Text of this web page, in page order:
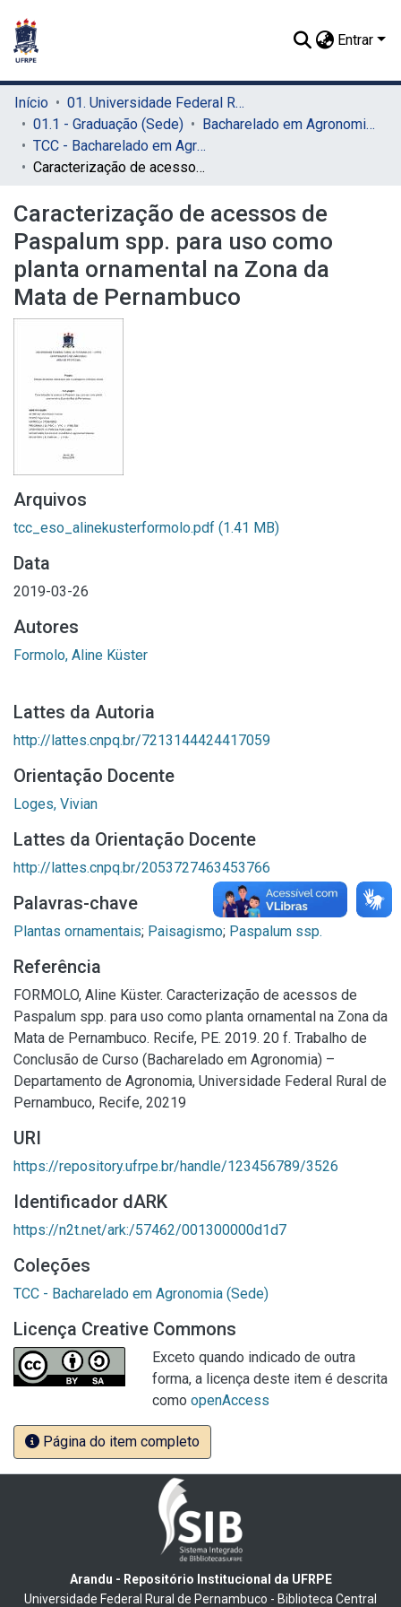
Entrar
Início
01. Universidade Federal Rural de Pernambuco - UFRPE (Sede)
01.1 - Graduação (Sede)
Bacharelado em Agronomia (Sede)
TCC - Bacharelado em Agronomia (Sede)
Caracterização de acessos de Paspalum spp. para uso como planta ornamental na Zona da Mata de Pernambuco
Caracterização de acessos de
Paspalum spp. para uso como
planta ornamental na Zona da
Mata de Pernambuco
Arquivos
tcc_eso_alinekusterformolo.pdf (1.41 MB)
Data
2019-03-26
Autores
Formolo, Aline Küster
Lattes da Autoria
http://lattes.cnpq.br/7213144424417059
Orientação Docente
Loges, Vivian
Lattes da Orientação Docente
http://lattes.cnpq.br/2053727463453766
Palavras-chave
Plantas ornamentais; Paisagismo; Paspalum ssp.
Referência
FORMOLO, Aline Küster. Caracterização de acessos de
Paspalum spp. para uso como planta ornamental na Zona da
Mata de Pernambuco. Recife, PE. 2019. 20 f. Trabalho de
Conclusão de Curso (Bacharelado em Agronomia) –
Departamento de Agronomia, Universidade Federal Rural de
Pernambuco, Recife, 20219
URI
https://repository.ufrpe.br/handle/123456789/3526
Identificador dARK
https://n2t.net/ark:/57462/001300000d1d7
Coleções
TCC - Bacharelado em Agronomia (Sede)
Licença Creative Commons
Exceto quando indicado de outra
forma, a licença deste item é descrita
como openAccess
Página do item completo
Arandu - Repositório Institucional da UFRPE
Universidade Federal Rural de Pernambuco - Biblioteca Central